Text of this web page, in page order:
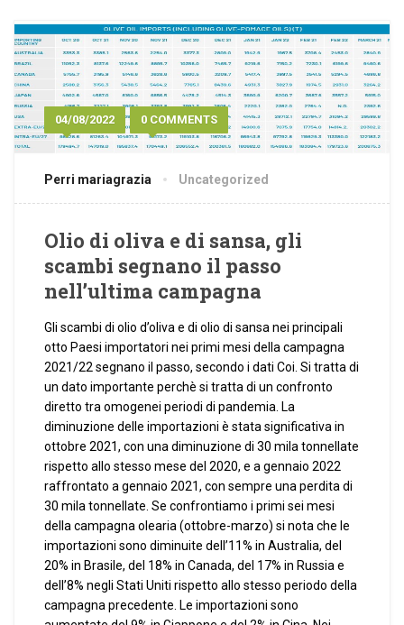
04/08/2022 0 COMMENTS
Perri mariagrazia Uncategorized
Olio di oliva e di sansa, gli
scambi segnano il passo
nell’ultima campagna
Gli scambi di olio d’oliva e di olio di sansa nei principali
otto Paesi importatori nei primi mesi della campagna
2021/22 segnano il passo, secondo i dati Coi. Si tratta di
un dato importante perchè si tratta di un confronto
diretto tra omogenei periodi di pandemia. La
diminuzione delle importazioni è stata significativa in
ottobre 2021, con una diminuzione di 30 mila tonnellate
rispetto allo stesso mese del 2020, e a gennaio 2022
raffrontato a gennaio 2021, con sempre una perdita di
30 mila tonnellate. Se confrontiamo i primi sei mesi
della campagna olearia (ottobre-marzo) si nota che le
importazioni sono diminuite dell’11% in Australia, del
20% in Brasile, del 18% in Canada, del 17% in Russia e
dell’8% negli Stati Uniti rispetto allo stesso periodo della
campagna precedente. Le importazioni sono